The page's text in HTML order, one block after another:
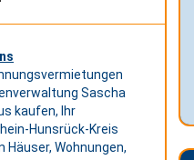
Sascha
kaufen, Ihr
Hunsrück-Kreis
Wohnungen,